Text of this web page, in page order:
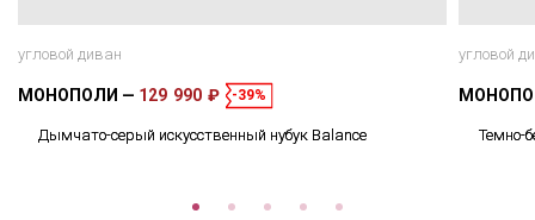
угловой диван
МОНОПОЛИ 129 990 ₽ -39%
Дымчато-серый искусственный нубук Balance
угловой
Темно-